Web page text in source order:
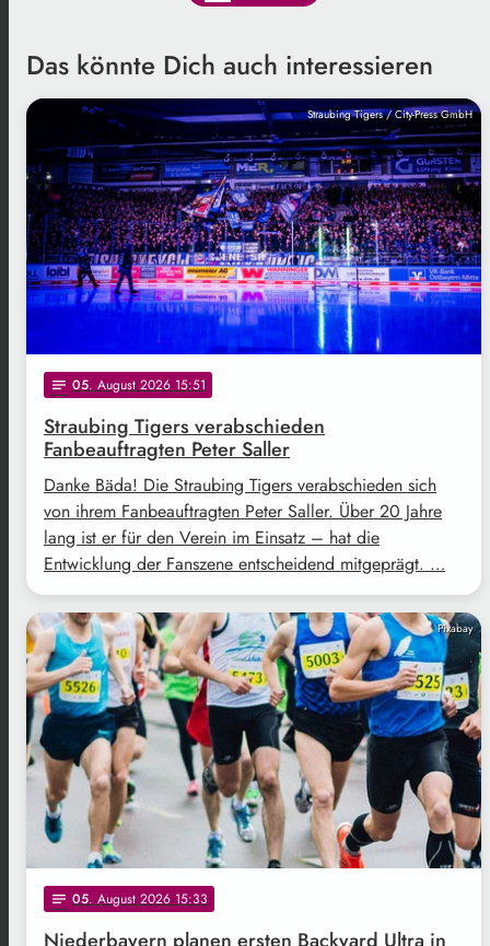
Das könnte Dich auch interessieren
Straubing Tigers / City-Press GmbH
notes 05. August 2026 15:51
Straubing Tigers verabschieden
Fanbeauftragten Peter Saller
Danke Bäda! Die Straubing Tigers verabschieden sich
von ihrem Fanbeauftragten Peter Saller. Über 20 Jahre
lang ist er für den Verein im Einsatz – hat die
Entwicklung der Fanszene entscheidend mitgeprägt. …
Pixabay
notes 05. August 2026 15:33
Niederbayern planen ersten Backyard Ultra in